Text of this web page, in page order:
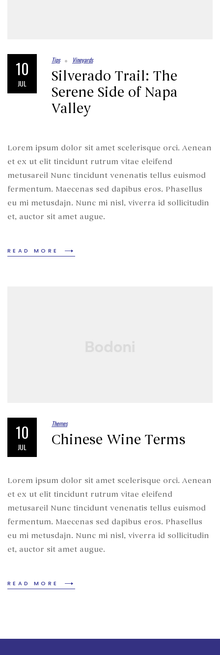
10
JUL
Tips Vineyards
Silverado Trail: The
Serene Side of Napa
Valley
Lorem ipsum dolor sit amet scelerisque orci. Aenean
et ex ut elit tincidunt rutrum vitae eleifend
metusareil Nunc tincidunt venenatis tellus euismod
fermentum. Maecenas sed dapibus eros. Phasellus
eu mi metusdajn. Nunc mi nisl, viverra id sollicitudin
et, auctor sit amet augue.
READ MORE
10
JUL
Themes
Chinese Wine Terms
Lorem ipsum dolor sit amet scelerisque orci. Aenean
et ex ut elit tincidunt rutrum vitae eleifend
metusareil Nunc tincidunt venenatis tellus euismod
fermentum. Maecenas sed dapibus eros. Phasellus
eu mi metusdajn. Nunc mi nisl, viverra id sollicitudin
et, auctor sit amet augue.
READ MORE